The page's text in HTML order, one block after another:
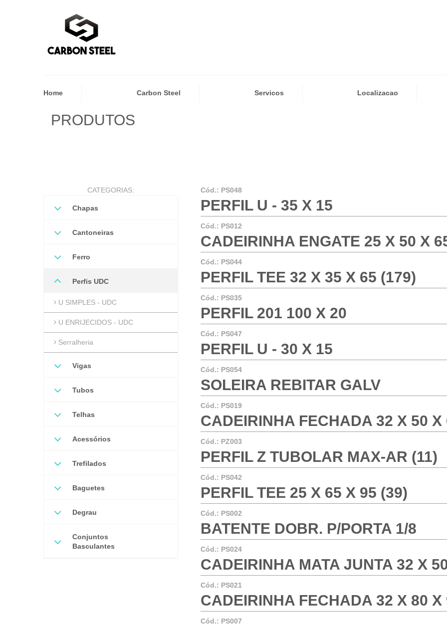
Home Carbon Steel Servicos Localizacao
PRODUTOS
CATEGORIAS:
Chapas
Cantoneiras
Ferro
Perfis UDC
U SIMPLES - UDC
U ENRIJECIDOS - UDC
Serralheria
Vigas
Tubos
Telhas
Acessórios
Trefilados
Baguetes
Degrau
Conjuntos
Basculantes
Cód.: PS048
PERFIL U - 35 X 15
Cód.: PS012
CADEIRINHA ENGATE 25 X 50 X
Cód.: PS044
PERFIL TEE 32 X 35 X 65 (179)
Cód.: PS035
PERFIL 201 100 X 20
Cód.: PS047
PERFIL U - 30 X 15
Cód.: PS054
SOLEIRA REBITAR GALV
Cód.: PS019
CADEIRINHA FECHADA 32 X 50 X
Cód.: PZ003
PERFIL Z TUBOLAR MAX-AR (11)
Cód.: PS042
PERFIL TEE 25 X 65 X 95 (39)
Cód.: PS002
BATENTE DOBR. P/PORTA 1/8
Cód.: PS024
CADEIRINHA MATA JUNTA 32 X
Cód.: PS021
CADEIRINHA FECHADA 32 X 80 X
Cód.: PS007